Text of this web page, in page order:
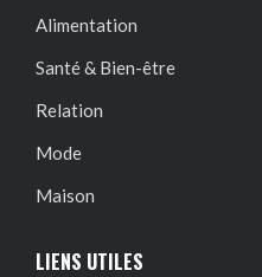
Alimentation
Santé & Bien-être
Relation
Mode
Maison
LIENS UTILES